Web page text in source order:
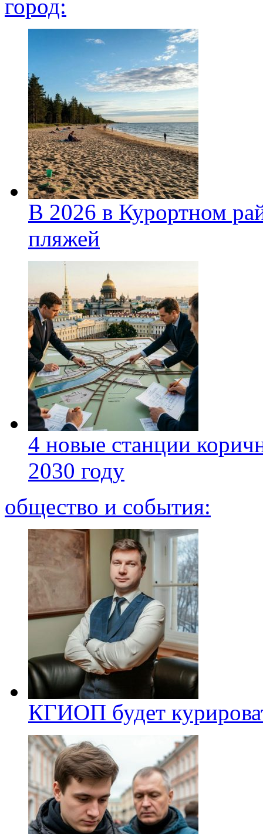
город:
В 2026 в Курортном
пляжей
4 новые станции
2030 году
общество и события:
КГИОП будет